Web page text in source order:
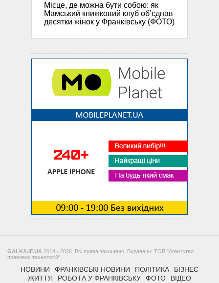
Місце, де можна бути собою: як
Мамський книжковий клуб об’єднав
десятки жінок у Франківську (ФОТО)
GALKA.IF.UA 2014 - 2026. Всі права захищено. Видавець: ТОВ "Агентство
правових технологій".
НОВИНИ ФРАНКІВСЬКІ НОВИНИ ПОЛІТИКА
БІЗНЕС
ЖИТТЯ
РОБОТА У ФРАНКІВСЬКУ ФОТО
ВІДЕО